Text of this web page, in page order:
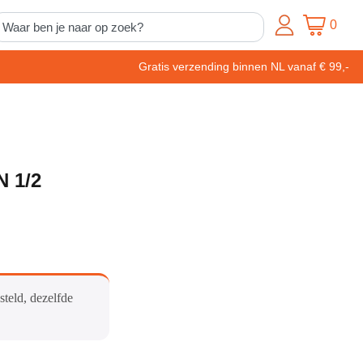
0
Gratis verzending binnen NL vanaf € 99,-
1/2
dezelfde